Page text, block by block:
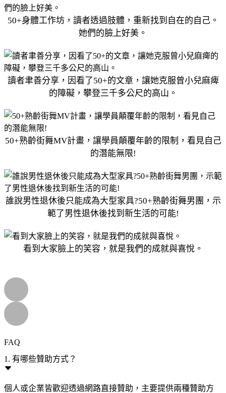
50+身體工作坊，讀者透過肢體，重新找到自在的自己。
她們的臉上好美。
讀者聿善分享，因看了50+的文章，讓她克服曾小兒麻痺
的障礙，攀登三千多公尺的高山。
50+熟齡街舞MV計畫，讓學員顛覆年齡的限制，看見自己
的潛能無限!
誰說男性退休後只能成為大型家具?50+熟齡街舞男團，示
範了男性退休後找到新生活的可能!
看到大家臉上的笑容，就是我們的成就與喜悅。
FAQ
1. 有哪些贊助方式？
個人或企業皆歡迎透過網路直接贊助，主要提供兩種贊助方